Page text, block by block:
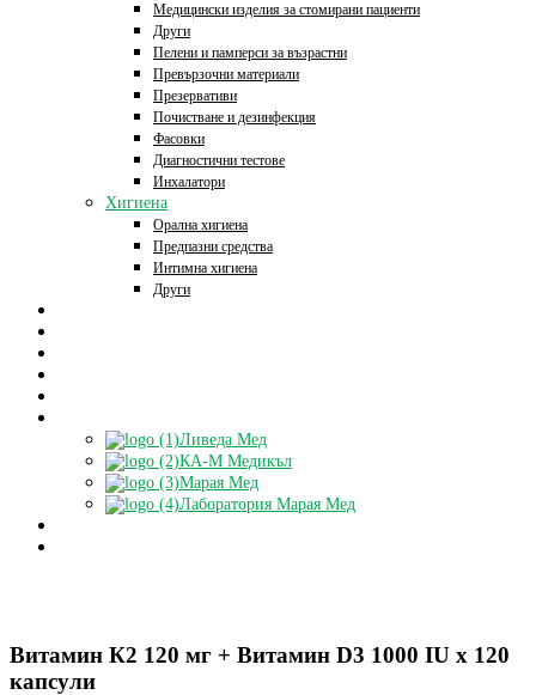
Медицински изделия за стомирани пациенти
Други
Пелени и памперси за възрастни
Превързочни материали
Презервативи
Почистване и дезинфекция
Фасовки
Диагностични тестове
Инхалатори
Хигиена
Орална хигиена
Предпазни средства
Интимна хигиена
Други
Ливеда Мед
КА-М Медикъл
Марая Мед
Лаборатория Марая Мед
Витамин К2 120 мг + Витамин D3 1000 IU x 120
капсули